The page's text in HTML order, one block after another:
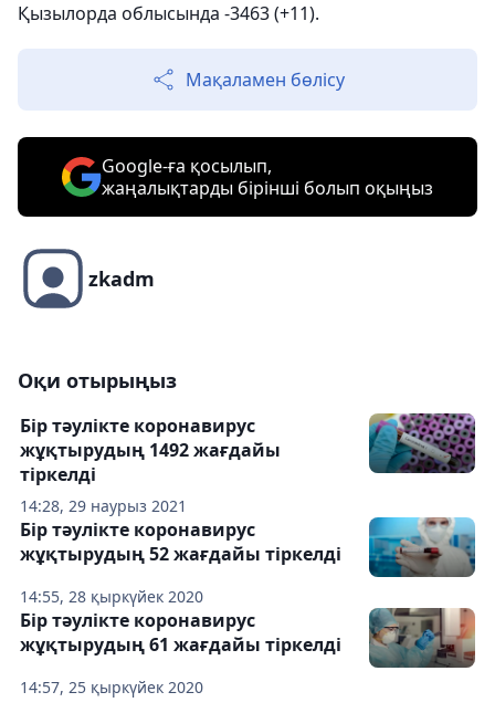
Қызылорда облысында -3463 (+11).
Мақаламен бөлісу
Google-ға қосылып,
жаңалықтарды бірінші болып оқыңыз
zkadm
Оқи отырыңыз
14:28, 29 наурыз 2021
Бір тәулікте коронавирус
жұқтырудың 1492 жағдайы
тіркелді
14:55, 28 қыркүйек 2020
Бір тәулікте коронавирус
жұқтырудың 52 жағдайы тіркелді
14:57, 25 қыркүйек 2020
Бір тәулікте коронавирус
жұқтырудың 61 жағдайы тіркелді